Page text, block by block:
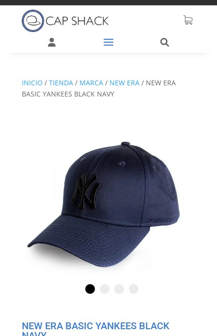
INICIO / TIENDA/ MARCA/ NEW ERA/ NEW ERA
BASIC YANKEES BLACK NAVY
NEW ERA BASIC YANKEES BLACK